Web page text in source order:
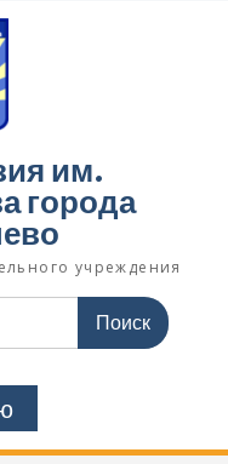
им.
города
учреждения